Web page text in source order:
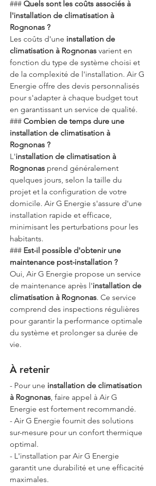
### Quels sont les coûts associés à
l'installation de climatisation à
Rognonas ?
Les coûts d'une installation de
climatisation à Rognonas varient en
fonction du type de système choisi et
de la complexité de l'installation. Air G
Energie offre des devis personnalisés
pour s'adapter à chaque budget tout
en garantissant un service de qualité.
### Combien de temps dure une
installation de climatisation à
Rognonas ?
L'installation de climatisation à
Rognonas prend généralement
quelques jours, selon la taille du
projet et la configuration de votre
domicile. Air G Energie s'assure d'une
installation rapide et efficace,
minimisant les perturbations pour les
habitants.
### Est-il possible d'obtenir une
maintenance post-installation ?
Oui, Air G Energie propose un service
de maintenance après l'installation de
climatisation à Rognonas. Ce service
comprend des inspections régulières
pour garantir la performance optimale
du système et prolonger sa durée de
vie.
À retenir
- Pour une installation de climatisation
à Rognonas, faire appel à Air G
Energie est fortement recommandé.
- Air G Energie fournit des solutions
sur-mesure pour un confort thermique
optimal.
- L'installation par Air G Energie
garantit une durabilité et une efficacité
maximales.